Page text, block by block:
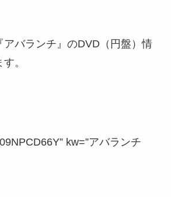
アバランチ』のDVD（円盤）情
。
kw=”アバランチ